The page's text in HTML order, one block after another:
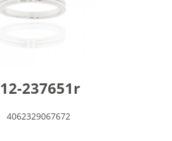
12-237651r
4062329067672